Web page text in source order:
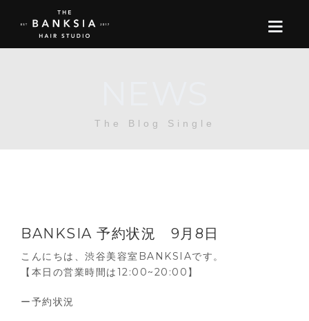
RECRUIT
The Blog Single
BANKSIA 予約状況 9月8日
こんにちは、渋谷美容室BANKSIAです。
【本日の営業時間は12:00~20:00】
ー予約状況